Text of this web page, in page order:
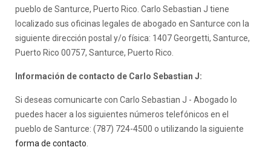
pueblo de Santurce, Puerto Rico. Carlo Sebastian J tiene
localizado sus oficinas legales de abogado en Santurce con la
siguiente dirección postal y/o física: 1407 Georgetti, Santurce,
Puerto Rico 00757, Santurce, Puerto Rico.
Información de contacto de Carlo Sebastian J:
Si deseas comunicarte con Carlo Sebastian J - Abogado lo
puedes hacer a los siguientes números telefónicos en el
pueblo de Santurce: (787) 724-4500 o utilizando la siguiente
forma de contacto